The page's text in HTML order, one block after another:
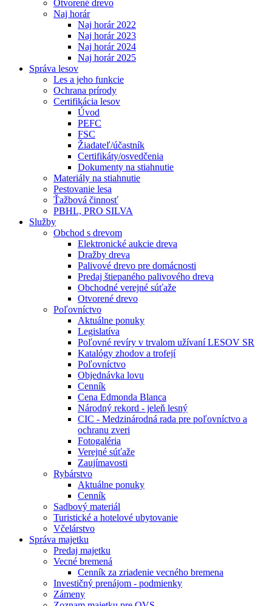
Otvorené drevo
Naj horár
Naj horár 2022
Naj horár 2023
Naj horár 2024
Naj horár 2025
Správa lesov
Les a jeho funkcie
Ochrana prírody
Certifikácia lesov
Úvod
PEFC
FSC
Žiadateľ/účastník
Certifikáty/osvedčenia
Dokumenty na stiahnutie
Materiály na stiahnutie
Pestovanie lesa
Ťažbová činnosť
PBHL, PRO SILVA
Služby
Obchod s drevom
Elektronické aukcie dreva
Dražby dreva
Palivové drevo pre domácnosti
Predaj štiepaného palivového dreva
Obchodné verejné súťaže
Otvorené drevo
Poľovníctvo
Aktuálne ponuky
Legislatíva
Poľovné revíry v trvalom užívaní LESOV SR
Katalógy zhodov a trofejí
Poľovníctvo
Objednávka lovu
Cenník
Cena Edmonda Blanca
Národný rekord - jeleň lesný
CIC - Medzinárodná rada pre poľovníctvo a
ochranu zveri
Fotogaléria
Verejné súťaže
Zaujímavosti
Rybárstvo
Aktuálne ponuky
Cenník
Sadbový materiál
Turistické a hotelové ubytovanie
Včelárstvo
Správa majetku
Predaj majetku
Vecné bremená
Cenník za zriadenie vecného bremena
Investičný prenájom - podmienky
Zámeny